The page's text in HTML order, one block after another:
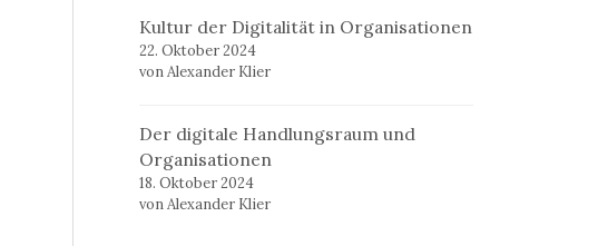
Kultur der Digitalität in Organisationen
22. Oktober 2024
von Alexander Klier
Der digitale Handlungsraum und
Organisationen
18. Oktober 2024
von Alexander Klier